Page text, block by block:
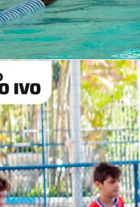
Lista de vídeos